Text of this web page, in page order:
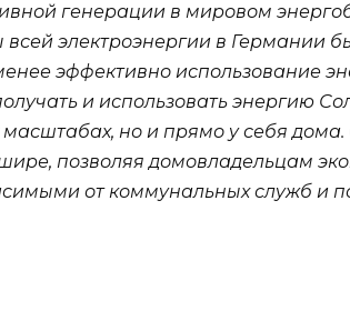
генерации в мировом
всей электроэнергии в Германии
эффективно использование
и использовать энергию
но и прямо у себя дома.
позволяя домовладельцам
от коммунальных служб и